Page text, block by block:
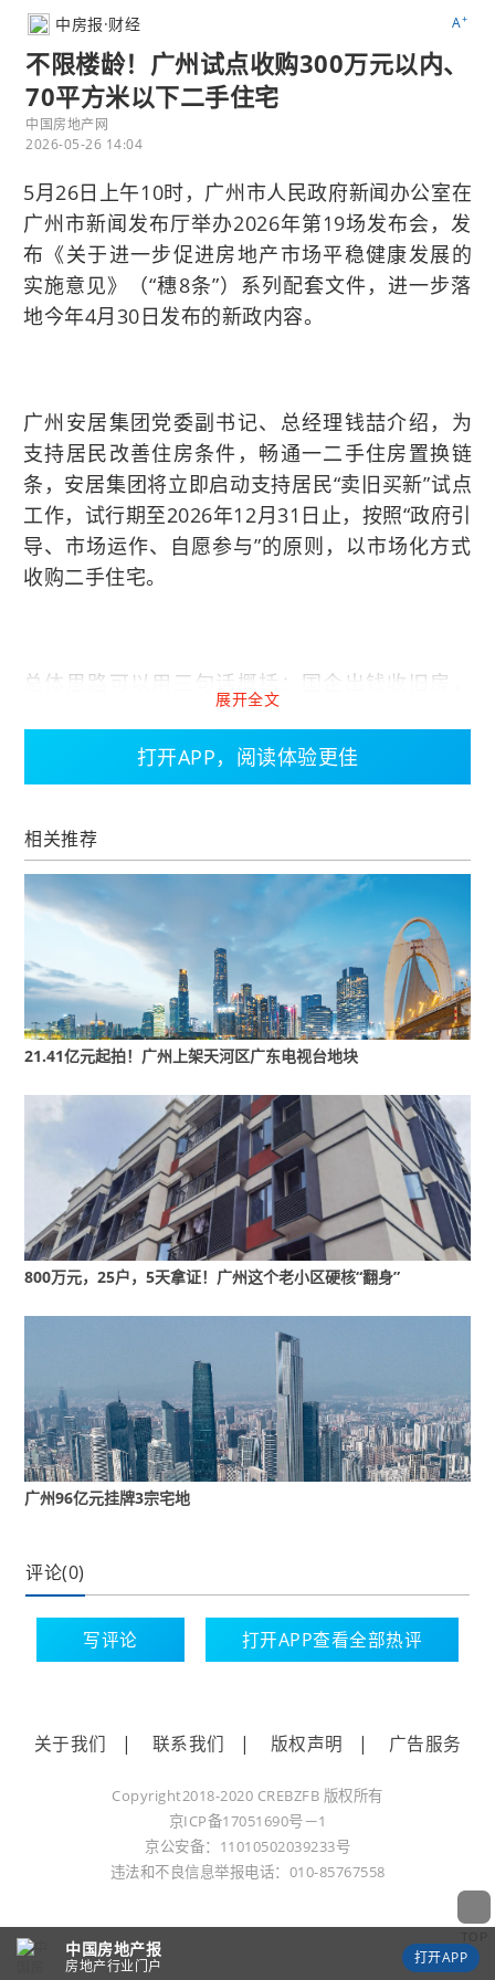
中房报·财经 A+
不限楼龄！广州试点收购300万元以内、
70平方米以下二手住宅
中国房地产网
2026-05-26 14:04
5月26日上午10时，广州市人民政府新闻办公室在
广州市新闻发布厅举办2026年第19场发布会，发
布《关于进一步促进房地产市场平稳健康发展的
实施意见》（“穗8条”）系列配套文件，进一步落
地今年4月30日发布的新政内容。
广州安居集团党委副书记、总经理钱喆介绍，为
支持居民改善住房条件，畅通一二手住房置换链
条，安居集团将立即启动支持居民“卖旧买新”试点
工作，试行期至2026年12月31日止，按照“政府引
导、市场运作、自愿参与”的原则，以市场化方式
收购二手住宅。
总体思路可以用三句话概括：国企出钱收旧房，
居民安心换新房，资金安全有保障。具体内容，
主要包括以下三方面：
1.关于收购标准
本次试点收购对象为总价在300万元人民币以内，
建筑面积在70平方米以下，位于广州环城高速以
内的二手住宅，楼龄不限。房产权属要清晰、无
抵押查封、无安全隐患。
2.关于置换流程
居民通过“穗安居”微信服务号线上报名，或现场提
交报名资料，安居集团负责审核、评估、交易等
全流程服务。收购价格以市场成交价为参考，采
用“两次评估+协商确认”机制，通过第三方专业机
构初次询价评估及复核评估，与居民协商确定收
购价格，确保公正合理。居民须在二手住宅交易
后180个自然日内购买位于广州市行政区域内的新
建商品住宅。
3.关于资金安全
径透明。
“卖旧买新”是有温度、有力度的民生实事，更是激
活市场的交易模式创新。收购后的旧房将优先用
于保障性住房、人才公寓等用途，重点服务新市
民、青年人等群体的住房需求，以及城市自主更
展开全文
打开APP，阅读体验更佳
相关推荐
21.41亿元起拍！广州上架天河区广东电视台地块
800万元，25户，5天拿证！广州这个老小区硬核“翻身”
广州96亿元挂牌3宗宅地
评论(0)
写评论 打开APP查看全部热评
关于我们 | 联系我们 | 版权声明 | 广告服务
Copyright2018-2020 CREBZFB 版权所有
京ICP备17051690号－1
京公安备：11010502039233号
违法和不良信息举报电话：010-85767558
中国房地产报
房地产行业门户 打开APP